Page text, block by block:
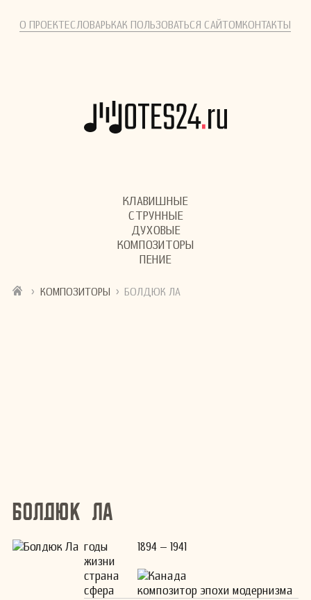
О ПРОЕКТЕСЛОВАРЬКАК ПОЛЬЗОВАТЬСЯ САЙТОМКОНТАКТЫ
КЛАВИШНЫЕ
СТРУННЫЕ
ДУХОВЫЕ
КОМПОЗИТОРЫ
ПЕНИЕ
› КОМПОЗИТОРЫ › БОЛДЮК ЛА
Болдюк Ла
годы
жизни
1894 – 1941
страна
Канада
сфера
композитор эпохи модернизма